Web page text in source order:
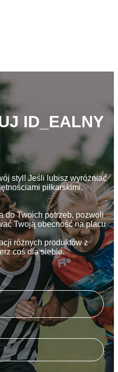
ID_EALNY
styl! Jeśli lubisz wyróżniać
piłkarskimi,
do Twoich potrzeb, pozwoli
Twoją obecność na placu
różnych produktów z
coś dla siebie.